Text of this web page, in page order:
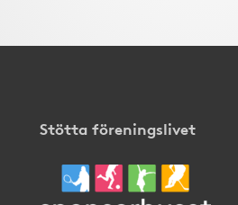
Stötta föreningslivet